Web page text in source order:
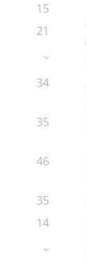
15
21
34
35
46
35
14